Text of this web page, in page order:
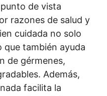
de vista
razones de salud y
cuidada no solo
que también ayuda
de gérmenes,
Además,
facilita la